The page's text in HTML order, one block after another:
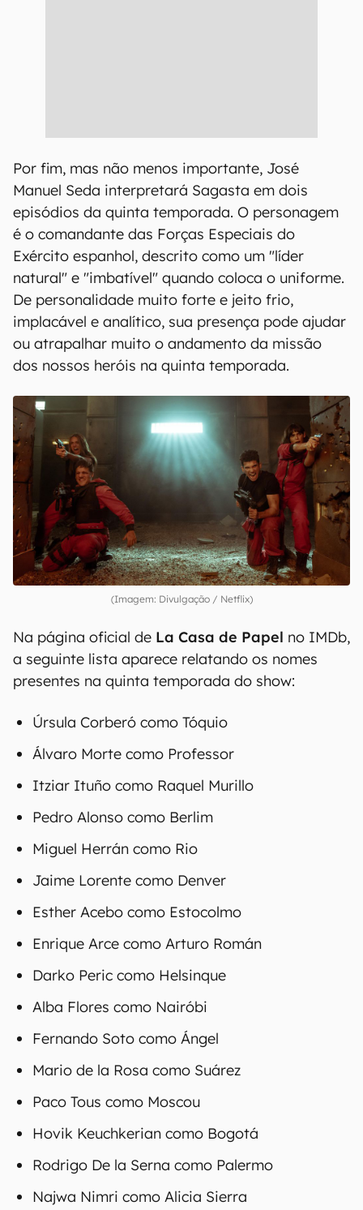
Por fim, mas não menos importante, José
Manuel Seda interpretará Sagasta em dois
episódios da quinta temporada. O personagem
é o comandante das Forças Especiais do
Exército espanhol, descrito como um "líder
natural" e "imbatível" quando coloca o uniforme.
De personalidade muito forte e jeito frio,
implacável e analítico, sua presença pode ajudar
ou atrapalhar muito o andamento da missão
dos nossos heróis na quinta temporada.
(Imagem: Divulgação / Netflix)
Na página oficial de La Casa de Papel no IMDb,
a seguinte lista aparece relatando os nomes
presentes na quinta temporada do show:
Úrsula Corberó como Tóquio
Álvaro Morte como Professor
Itziar Ituño como Raquel Murillo
Pedro Alonso como Berlim
Miguel Herrán como Rio
Jaime Lorente como Denver
Esther Acebo como Estocolmo
Enrique Arce como Arturo Román
Darko Peric como Helsinque
Alba Flores como Nairóbi
Fernando Soto como Ángel
Mario de la Rosa como Suárez
Paco Tous como Moscou
Hovik Keuchkerian como Bogotá
Rodrigo De la Serna como Palermo
Najwa Nimri como Alicia Sierra